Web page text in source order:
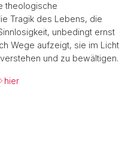
theologische
Tragik des Lebens, die
unbedingt ernst
Wege aufzeigt, sie im Licht
und zu bewältigen.
hier